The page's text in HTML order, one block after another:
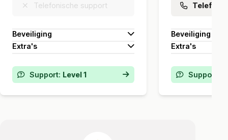
Telefonische support
Beveiliging
Wildcard
Backups:1 tot 3 keerper dag
Extra'sLitespeed
Redis
Support: Level 1
Beveiliging
Wildcard
Backups:
Extra'sLitespeed
Redis
Support: